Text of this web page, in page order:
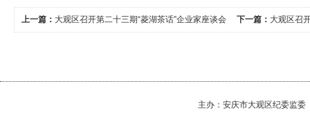
上一篇： 大观区召开第二十三期“菱湖茶话”企业家座谈会 下一篇： 大观区召
主办：安庆市大观区纪委监